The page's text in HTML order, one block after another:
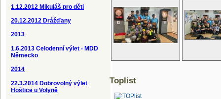
1.12.2012 Mikuláš pro děti
20.12.2012 Drážďany
2013
1.6.2013 Celodenní výlet - MDD
Německo
2014
22.3.2014 Dobrovolný výlet
Hoštice u Volyně
Toplist